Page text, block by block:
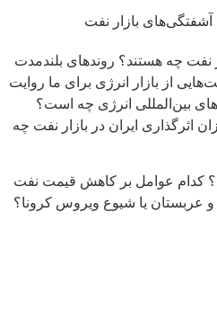
نفت چه هستند؟ روندهای بلندمدت
از بازار انرژی برای ما روایت
بین‌‌‌‌المللی انرژی چه است؟
اثرگذاری ایران در بازار نفت چه
کدام عوامل بر کاهش قیمت نفت
و عربستان یا شیوع ویروس کرونا؟